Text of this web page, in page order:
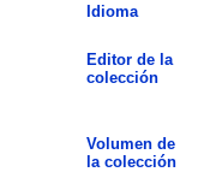
Idioma
Editor de la
colección
Volumen de
la colección